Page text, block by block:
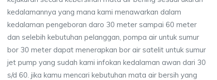
kedalamannya yang mana kami menawarkan dalam
kedalaman pengeboran daro 30 meter sampai 60 meter
dan selebih kebutuhan pelanggan, pompa air untuk sumur
bor 30 meter dapat menerapkan bor air satelit untuk sumur
jet pump yang sudah kami infokan kedalaman awan dari 30
s/d 60. jika kamu mencari kebutuhan mata air bersih yang